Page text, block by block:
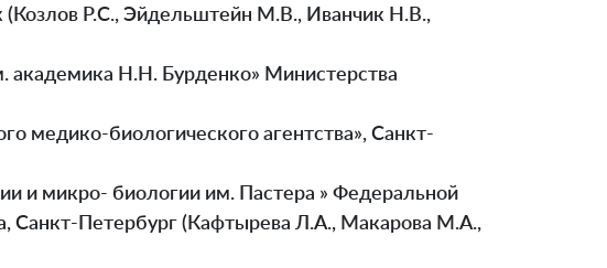
(Козлов Р.С., Эйдельштейн М.В., Иванчик Н.В.,
академика Н.Н. Бурденко» Министерства
медико-биологического агентства», Санкт-
и микро- биологии им. Пастера » Федеральной
Санкт-Петербург (Кафтырева Л.А., Макарова М.А.,